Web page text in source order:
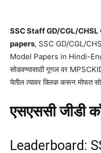
SSC Staff GD/CGL/
papers, SSC GD/CGL/
Model Papers in Hindi-
सोडवण्यासाठी गूगल वर
येतील त्यावर क्लिक करून मोफत
एसएससी जीडी
Leaderboard: